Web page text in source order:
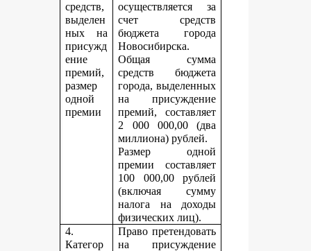
средств,
выделен
ных на
присужд
ение
премий,
размер
одной
премии
осуществляется за
счет средств
бюджета города
Новосибирска.
Общая сумма
средств бюджета
города, выделенных
на присуждение
премий, составляет
2 000 000,00 (два
миллиона) рублей.
Размер одной
премии составляет
100 000,00 рублей
(включая сумму
налога на доходы
физических лиц).
4.
Категор
Право претендовать
на присуждение